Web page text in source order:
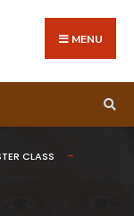
MENU
CLASS